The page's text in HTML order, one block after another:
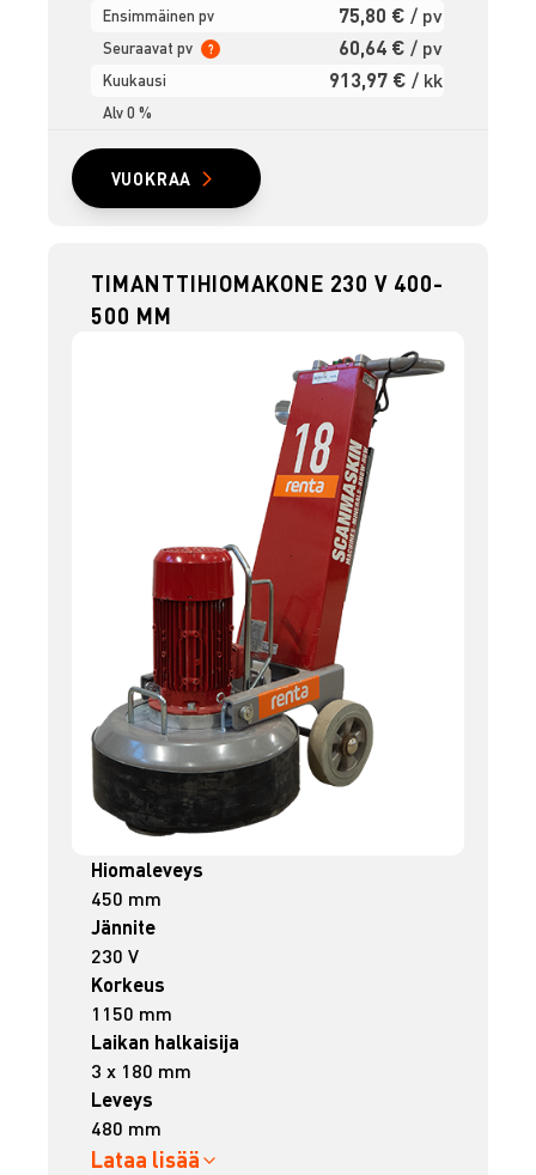
Ensimmäinen pv 75,80 € / pv
Seuraavat pv ? 60,64 € / pv
Kuukausi 913,97 € / kk
Alv 0 %
VUOKRAA
TIMANTTIHIOMAKONE 230 V 400-
500 MM
Hiomaleveys
450 mm
Jännite
230 V
Korkeus
1150 mm
Laikan halkaisija
3 x 180 mm
Leveys
480 mm
Lataa lisää